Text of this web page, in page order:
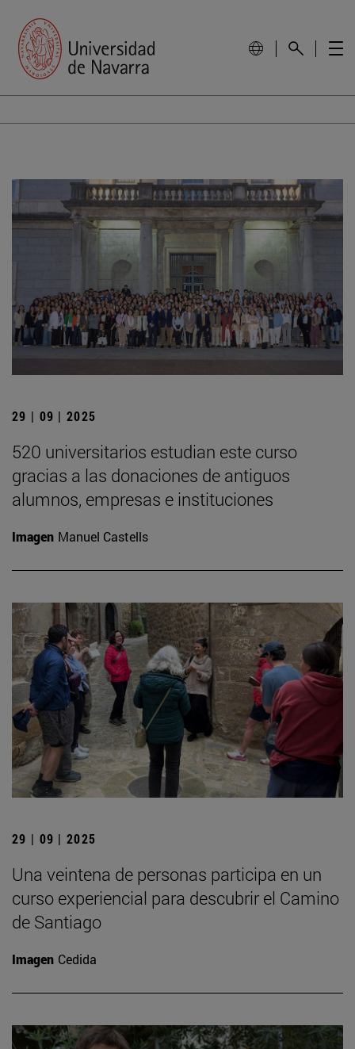
29 | 09 | 2025
520 universitarios estudian este curso
gracias a las donaciones de antiguos
alumnos, empresas e instituciones
Imagen Manuel Castells
29 | 09 | 2025
Una veintena de personas participa en un
curso experiencial para descubrir el Camino
de Santiago
Imagen Cedida